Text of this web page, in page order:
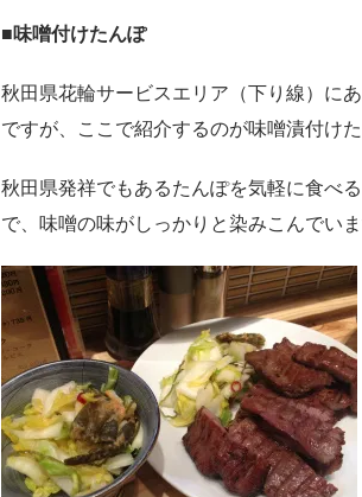
■味噌付けたんぽ
秋田県花輪サービスエリア（下り線）に
ですが、ここで紹介するのが味噌漬付け
秋田県発祥でもあるたんぽを気軽に食べ
で、味噌の味がしっかりと染みこんでいま